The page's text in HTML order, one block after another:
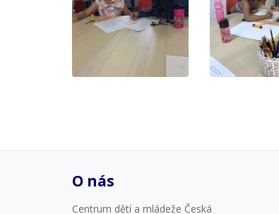
O nás
Centrum dětí a mládeže Česká